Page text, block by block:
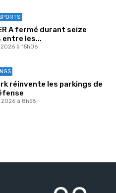
A fermé durant seize
entre les...
à 15h06
réinvente les parkings de
à 8h58